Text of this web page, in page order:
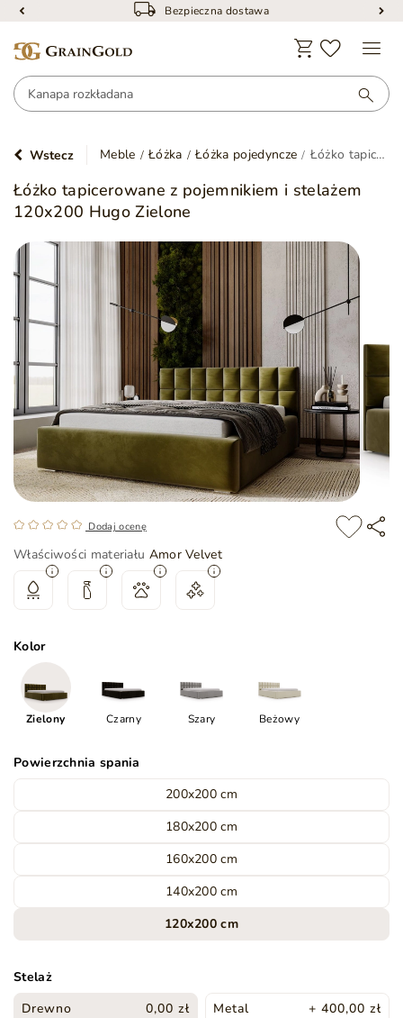
Bezpieczna dostawa
Wstecz Meble Łóżka Łóżka pojedyncze Łóżko tapicerowane z pojemnikiem i stelażem 120x200 Hugo Zielone
Łóżko tapicerowane z pojemnikiem i stelażem
120x200 Hugo Zielone
Dodaj ocenę
Właściwości materiału Amor Velvet
Kolor
Zielony Czarny Szary Beżowy
Powierzchnia spania
200x200 cm
180x200 cm
160x200 cm
140x200 cm
120x200 cm
Stelaż
Drewno
0,00 zł Metal + 400,00 zł